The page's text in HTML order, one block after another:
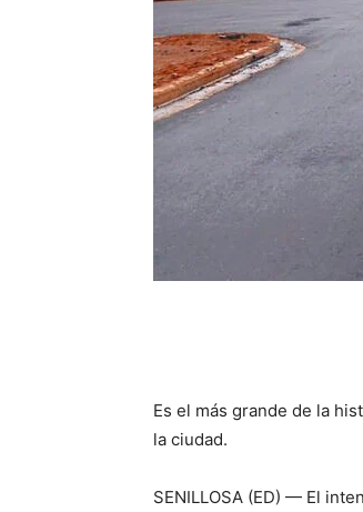
Es el más grande de la
la ciudad.
SENILLOSA (ED) — El